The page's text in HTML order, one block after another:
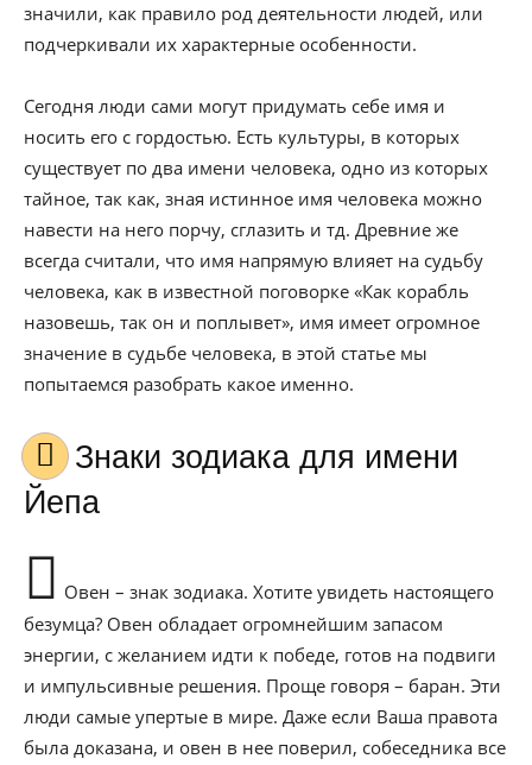
значили, как правило род деятельности людей, или
подчеркивали их характерные особенности.
Сегодня люди сами могут придумать себе имя и
носить его с гордостью. Есть культуры, в которых
существует по два имени человека, одно из которых
тайное, так как, зная истинное имя человека можно
навести на него порчу, сглазить и тд. Древние же
всегда считали, что имя напрямую влияет на судьбу
человека, как в известной поговорке «Как корабль
назовешь, так он и поплывет», имя имеет огромное
значение в судьбе человека, в этой статье мы
попытаемся разобрать какое именно.
Знаки зодиака для имени
Йепа
Овен – знак зодиака. Хотите увидеть настоящего
безумца? Овен обладает огромнейшим запасом
энергии, с желанием идти к победе, готов на подвиги
и импульсивные решения. Проще говоря – баран. Эти
люди самые упертые в мире. Даже если Ваша правота
была доказана, и овен в нее поверил, собеседника все